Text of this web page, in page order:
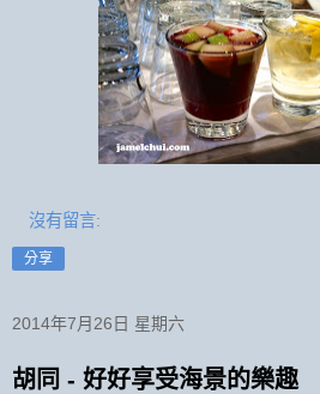
沒有留言:
分享
2014年7月26日 星期六
胡同 - 好好享受海景的樂趣